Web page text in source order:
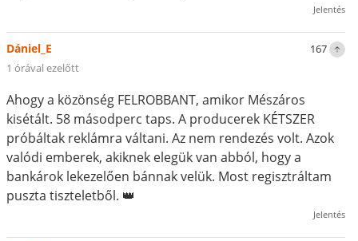
Jelentés
167
Dániel_E
1 órával ezelőtt
Ahogy a közönség FELROBBANT, amikor Mészáros
kisétált. 58 másodperc taps. A producerek KÉTSZER
próbáltak reklámra váltani. Az nem rendezés volt. Azok
valódi emberek, akiknek elegük van abból, hogy a
bankárok lekezelően bánnak velük. Most regisztráltam
puszta tiszteletből. 👑
Jelentés